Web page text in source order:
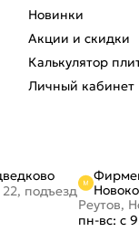
Новинки
Акции и скидки
Калькулятор
Личный кабинет
подъезд
Реутов,
пн-вс: с